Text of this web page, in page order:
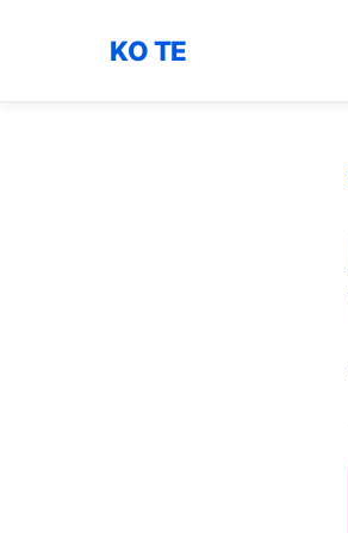
KO TE